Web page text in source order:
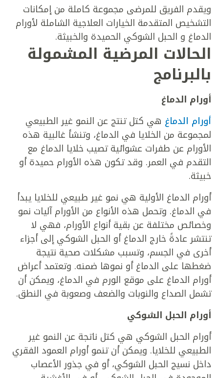
ويقدم الفريق للمرضى مجموعة كاملة من إمكانات
التشخيص المتقدمة الخيارات العلاجية الشاملة لأورام
الدماغ و الحبل الشوكي الحميدة والخبيثة.
الحالات المرضية المشمولة
بالبرنامج
أورام الدماغ
أورام الدماغ هي كتل تنتج عن النمو غير الطبيعي
لمجموعة من الخلايا في الدماغ، وتنشأ غالبية هذه
الأورام عن طفرات عشوائية تصيب خلايا الدماغ مع
التقدم في العمر. وقد تكون هذه الأورام حميدة أو
خبيثة.
أورام الدماغ الأولية هي نمو غير طبيعي للخلايا يبدأ
في الدماغ. وتحمل هذه الأنواع من الأورام آليات نمو
وخصائص مختلفة عن بقية أنواع الأورام، فهي لا
تنتشر عادةً خارج الدماغ أو الحبل الشوكي إلى أجزاء
أخرى في الجسم، وتسبب مشكلات صحية نتيجة
ضغطها على الدماغ أو نموها ضمنه. وتعتمد أعراض
أورام الدماغ على موقع الورم في الدماغ، ويمكن أن
تشمل الصداع والنوبات والضعف وصعوبة في النطق.
أورام الحبل الشوكي
أورام الحبل الشوكي هي كتل ناتجة عن النمو غير
الطبيعي للخلايا. ويمكن أن تنمو أورام العمود الفقري
داخل نسيج الحبل الشوكي، أو في جذور الأعصاب